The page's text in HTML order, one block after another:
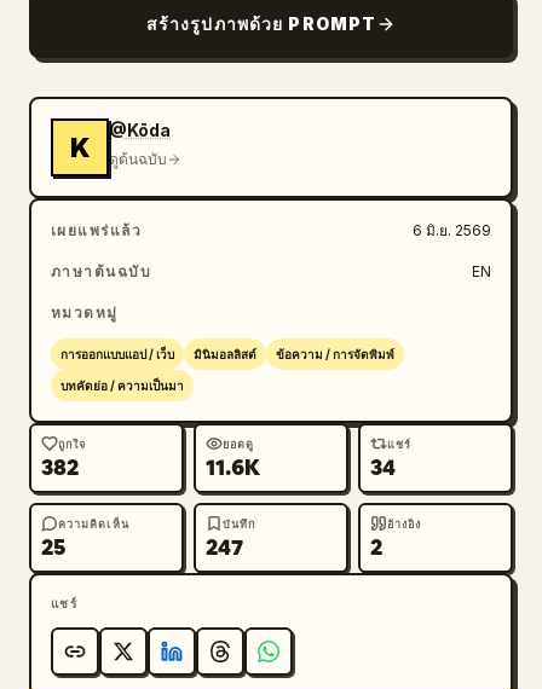
สร้างรูปภาพด้วย PROMPT
K
@Kōda
ดูต้นฉบับ
เผยแพร่แล้ว 6 มิ.ย. 2569
ภาษาต้นฉบับ EN
หมวดหมู่
การออกแบบแอป / เว็บ มินิมอลลิสต์ ข้อความ / การจัดพิมพ์
บทคัดย่อ / ความเป็นมา
ถูกใจ
382
ยอดดู
11.6K
แชร์
34
ความคิดเห็น
25
บันทึก
247
อ้างอิง
2
แชร์